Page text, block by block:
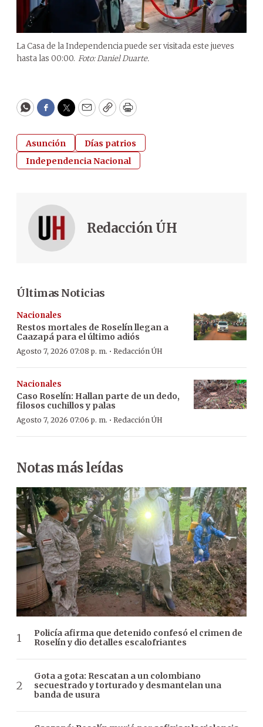
La Casa de la Independencia puede ser visitada este jueves
hasta las 00:00. Foto: Daniel Duarte.
WhatsApp
Facebook
Twitter
EmailCopyPrint
Asunción
Días patrios
Independencia Nacional
Redacción ÚH
Últimas Noticias
Nacionales
Restos mortales de Roselín llegan a
Caazapá para el último adiós
Agosto 7, 2026 07:08 p. m. · Redacción ÚH
Nacionales
Caso Roselín: Hallan parte de un dedo,
filosos cuchillos y palas
Agosto 7, 2026 07:06 p. m. · Redacción ÚH
Notas más leídas
Policía afirma que detenido confesó el crimen de
Roselín y dio detalles escalofriantes
Gota a gota: Rescatan a un colombiano
secuestrado y torturado y desmantelan una
banda de usura